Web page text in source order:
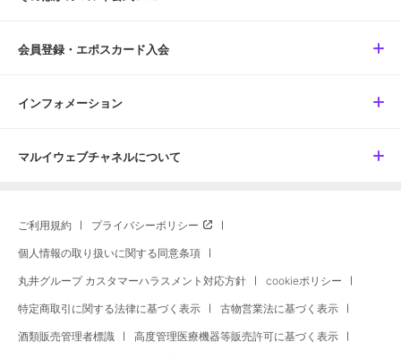
会員登録・エポスカード入会
インフォメーション
マルイウェブチャネルについて
ご利用規約 プライバシーポリシー
個人情報の取り扱いに関する同意条項
丸井グループ カスタマーハラスメント対応方針 cookieポリシー
特定商取引に関する法律に基づく表示 古物営業法に基づく表示
酒類販売管理者標識 高度管理医療機器等販売許可に基づく表示